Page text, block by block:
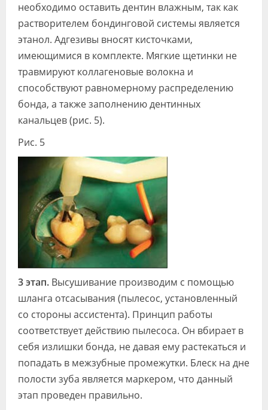
необхо­димо оставить дентин влажным, так как
растворителем бондинговой системы яв­ляется
этанол. Адгезивы вносят кисточ­ками,
имеющимися в комплекте. Мягкие щетинки не
травмируют коллагеновые волокна и
способствуют равномерному распределению
бонда, а также заполне­нию дентинных
канальцев (рис. 5).
Рис. 5
3 этап. Высушивание производим с помощью
шланга отсасывания (пылесос, установленный
со стороны ассистента). Принцип работы
соответствует действию пылесоса. Он вбирает в
себя излишки бонда, не давая ему растекать­ся и
попадать в межзубные промежут­ки. Блеск на дне
полости зуба является маркером, что данный
этап проведен правильно.